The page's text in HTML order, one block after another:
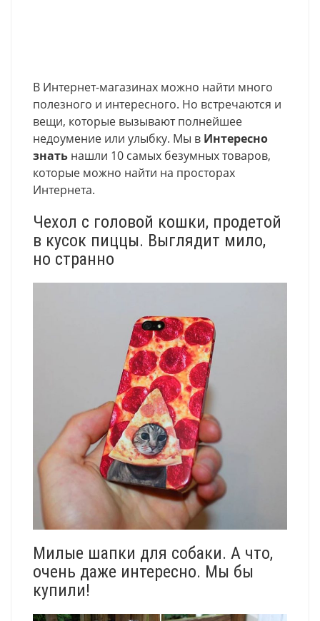
В Интернет-магазинах можно найти много
полезного и интересного. Но встречаются и
вещи, которые вызывают полнейшее
недоумение или улыбку. Мы в Интересно
знать нашли 10 самых безумных товаров,
которые можно найти на просторах
Интернета.
Чехол с головой кошки, продетой
в кусок пиццы. Выглядит мило,
но странно
Милые шапки для собаки. А что,
очень даже интересно. Мы бы
купили!